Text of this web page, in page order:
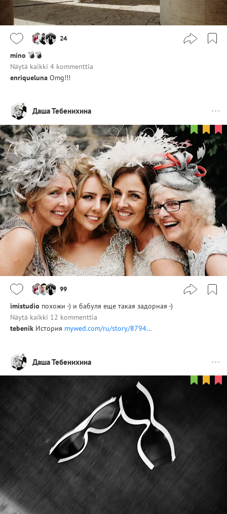
24
mino 💣💣
Näytä kaikki 4 kommenttia
enriqueluna Omg!!!
Даша Тебенихина
99
imistudio похожи -) и бабуля еще такая задорная -)
Näytä kaikki 12 kommenttia
tebenik История mywed.com/ru/story/8794…
Даша Тебенихина